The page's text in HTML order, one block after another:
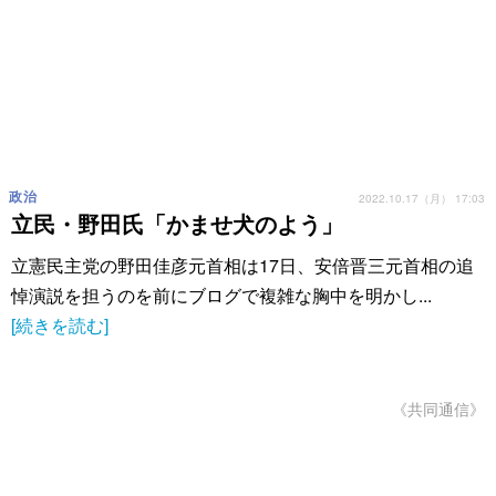
立民・野田氏「かませ犬のよう」
政治 2022.10.17（月） 17:03
立憲民主党の野田佳彦元首相は17日、安倍晋三元首相の追
悼演説を担うのを前にブログで複雑な胸中を明かし...
[続きを読む]
《共同通信》